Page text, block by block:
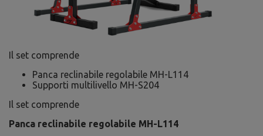
Il set comprende
Panca reclinabile regolabile MH-L114
Supporti multilivello MH-S204
Il set comprende
Panca reclinabile regolabile MH-L114